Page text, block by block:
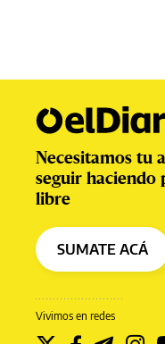
Vivimos en redes
Necesitamos tu
seguir haciendo
libre
SUMATE ACÁ